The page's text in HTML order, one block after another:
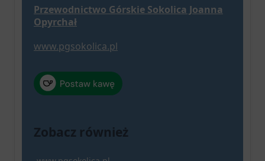
Przewodnictwo Górskie Sokolica Joanna
Opyrchał
www.pgsokolica.pl
Zobacz również